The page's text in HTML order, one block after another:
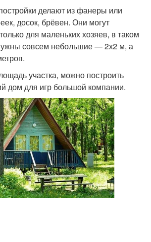
делают из фанеры или
досок, брёвен. Они могут
для маленьких хозяев, в таком
совсем небольшие — 2х2 м, а
участка, можно построить
дом для игр большой компании.